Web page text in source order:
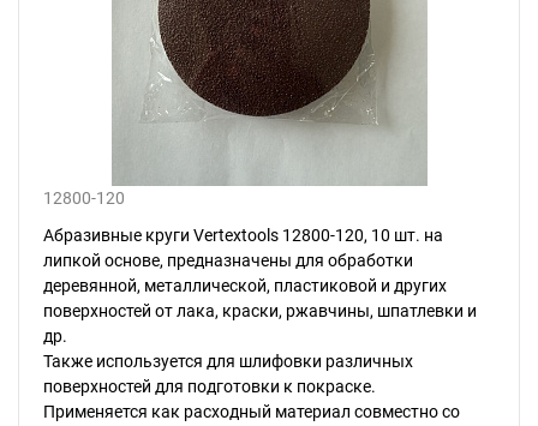
12800-120
Абразивные круги Vertextools 12800-120, 10 шт. на
липкой основе, предназначены для обработки
деревянной, металлической, пластиковой и других
поверхностей от лака, краски, ржавчины, шпатлевки и
др.
Также используется для шлифовки различных
поверхностей для подготовки к покраске.
Применяется как расходный материал совместно со